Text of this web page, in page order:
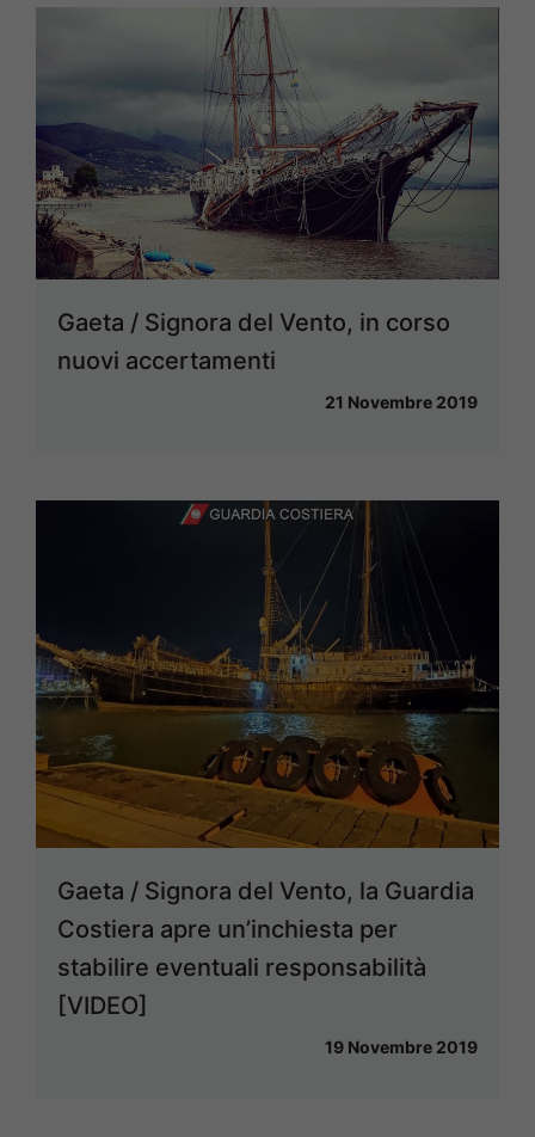
Gaeta / Signora del Vento, in corso
nuovi accertamenti
21 Novembre 2019
Gaeta / Signora del Vento, la Guardia
Costiera apre un’inchiesta per
stabilire eventuali responsabilità
[VIDEO]
19 Novembre 2019